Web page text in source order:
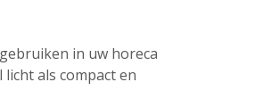
in uw horeca
als compact en